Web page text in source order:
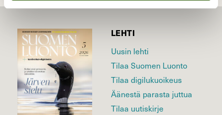
LEHTI
Uusin lehti
Tilaa Suomen Luonto
Tilaa digilukuoikeus
Äänestä parasta juttua
Tilaa uutiskirje